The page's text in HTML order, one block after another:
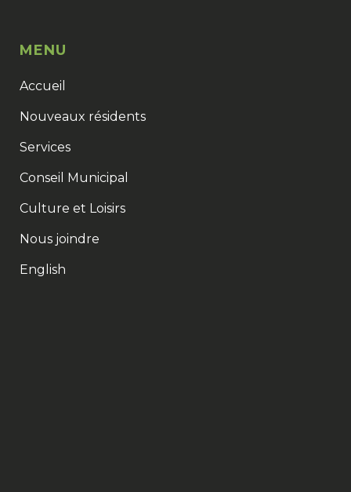
MENU
Accueil
Nouveaux résidents
Services
Conseil Municipal
Culture et Loisirs
Nous joindre
English